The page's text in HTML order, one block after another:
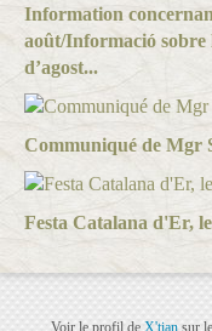
Information
août/Informació sobre
d’agost...
Communiqué de Mgr
Festa Catalana d'Er,
Voir le profil de X'tiansur